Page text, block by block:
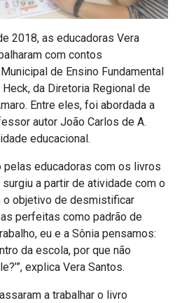
2018, as educadoras Vera
com contos
de Ensino Fundamental
da Diretoria Regional de
Entre eles, foi abordada a
autor João Carlos de A.
educacional.
pelas educadoras com os livros
a partir de atividade com o
o objetivo de desmistificar
perfeitas como padrão de
eu e a Sônia pensamos:
da escola, por que não
explica Vera Santos.
a trabalhar o livro